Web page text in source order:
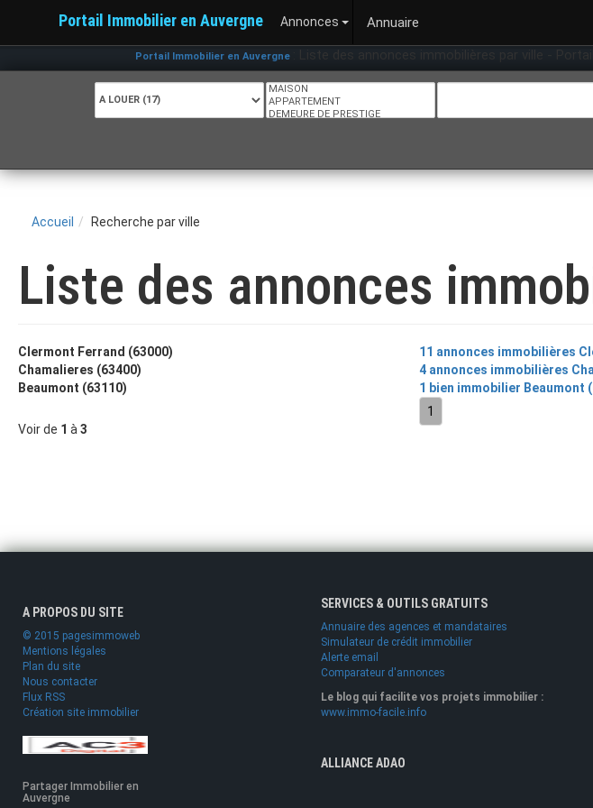
Portail Immobilier en Auvergne: Liste des annonces immobilières par ville - Portail
Portail Immobilier en Auvergne Annonces Annuaire
Accueil Recherche par ville
Liste des annonces
Clermont Ferrand (63000)
11 annonces immobilières
Chamalieres (63400)
4 annonces immobilières
Beaumont (63110)
1 bien immobilier Beaumont
Voir de 1 à 3
1
A PROPOS DU SITE
© 2015 pagesimmoweb
Mentions légales
Plan du site
Nous contacter
Flux RSS
Création site immobilier
Partager Immobilier en
Auvergne
SERVICES & OUTILS GRATUITS
Annuaire des agences et mandataires
Simulateur de crédit immobilier
Alerte email
Comparateur d'annonces
Le blog qui facilite vos projets immobilier :
www.immo-facile.info
ALLIANCE ADAO